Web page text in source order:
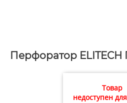
Перфоратор ELITECH
Товар
недоступен